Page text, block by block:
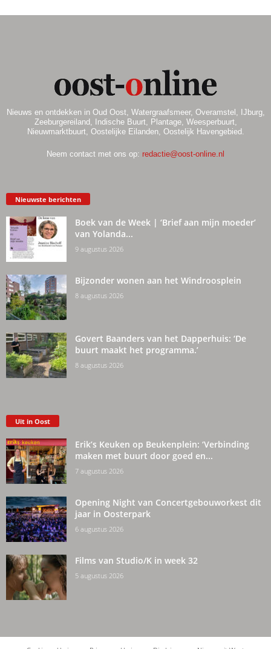
Nieuws en ontdekken in Oud Oost, Watergraafsmeer, Overamstel, IJburg,
Zeeburgereiland, Indische Buurt, Plantage, Weesperbuurt,
Nieuwmarktbuurt, Oostelijke Eilanden, Oostelijk Havengebied.
Neem contact met ons op: redactie@oost-online.nl
Nieuwste berichten
Boek van de Week | ‘Brief aan mijn moeder’
van Yolanda...
9 augustus 2026
Bijzonder wonen aan het Windroosplein
8 augustus 2026
Govert Baanders van het Dapperhuis: ‘De
buurt maakt het programma.’
8 augustus 2026
Uit in Oost
Erik’s Keuken op Beukenplein: ‘Verbinding
maken met buurt door goed en...
7 augustus 2026
Opening Night van Concertgebouworkest dit
jaar in Oosterpark
6 augustus 2026
Films van Studio/K in week 32
5 augustus 2026